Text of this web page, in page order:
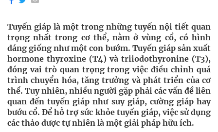
Tuyến giáp là một trong những tuyến nội tiết quan
trọng nhất trong cơ thể, nằm ở vùng cổ, có hình
dáng giống như một con bướm. Tuyến giáp sản xuất
hormone thyroxine (T4) và triiodothyronine (T3),
đóng vai trò quan trọng trong việc điều chỉnh quá
trình chuyển hóa, tăng trưởng và phát triển của cơ
thể. Tuy nhiên, nhiều người gặp phải các vấn đề liên
quan đến tuyến giáp như suy giáp, cường giáp hay
bướu cổ. Để hỗ trợ sức khỏe tuyến giáp, việc sử dụng
các thảo dược tự nhiên là một giải pháp hữu ích.